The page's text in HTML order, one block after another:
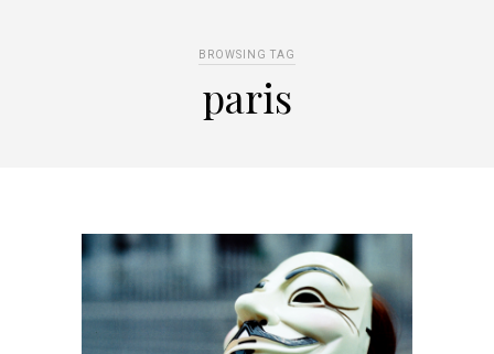
BROWSING TAG
paris